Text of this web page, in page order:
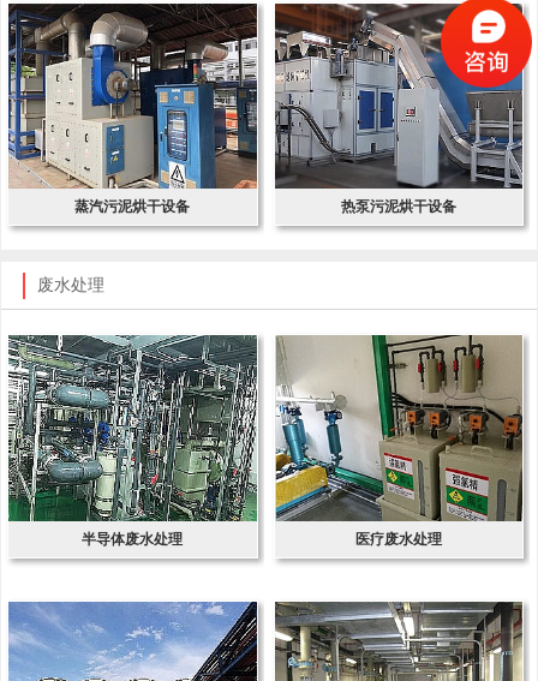
蒸汽污泥烘干设备 热泵污泥烘干设备
废水处理
半导体废水处理 医疗废水处理